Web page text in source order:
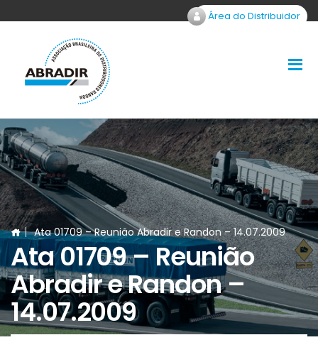
Área do Distribuidor
Ata 01709 – Reunião Abradir e Randon – 14.07.2009
Ata 01709 – Reunião
Abradir e Randon –
14.07.2009